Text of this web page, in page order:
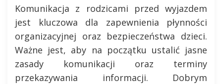
Komunikacja z rodzicami przed wyjazdem
jest kluczowa dla zapewnienia płynności
organizacyjnej oraz bezpieczeństwa dzieci.
Ważne jest, aby na początku ustalić jasne
zasady komunikacji oraz terminy
przekazywania informacji. Dobrym